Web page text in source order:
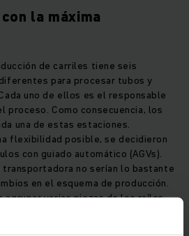
la máxima
de carriles tiene seis
para procesar tubos y
uno de ellos es el responsable
proceso. Como consecuencia, los
una de estas estaciones.
flexibilidad posible, se decidieron
con guiado automático (AGVs).
transportadora no serían lo bastante
en el esquema de producción.
agrupar varias piezas de los raíles
que aumentar la capacidad en